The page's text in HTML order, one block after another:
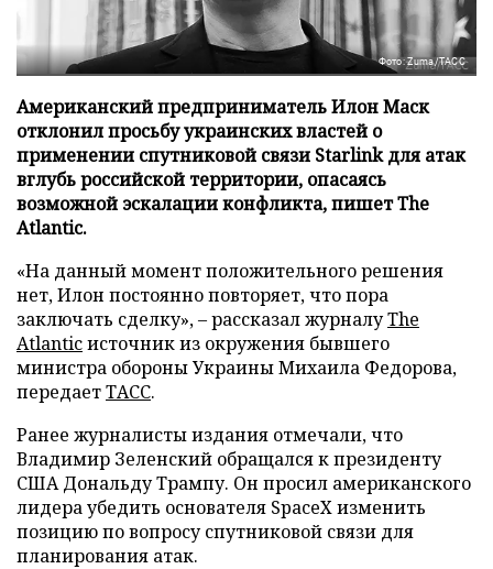
Фото: Zuma/ТАСС
Американский предприниматель Илон Маск
отклонил просьбу украинских властей о
применении спутниковой связи Starlink для атак
вглубь российской территории, опасаясь
возможной эскалации конфликта, пишет The
Atlantic.
«На данный момент положительного решения
нет, Илон постоянно повторяет, что пора
заключать сделку», – рассказал журналуThe
Atlanticисточник из окружения бывшего
министра обороны Украины Михаила Федорова,
передаетТАСС.
Ранее журналисты издания отмечали, что
Владимир Зеленский обращался к президенту
США Дональду Трампу. Он просил американского
лидера убедить основателя SpaceX изменить
позицию по вопросу спутниковой связи для
планирования атак.